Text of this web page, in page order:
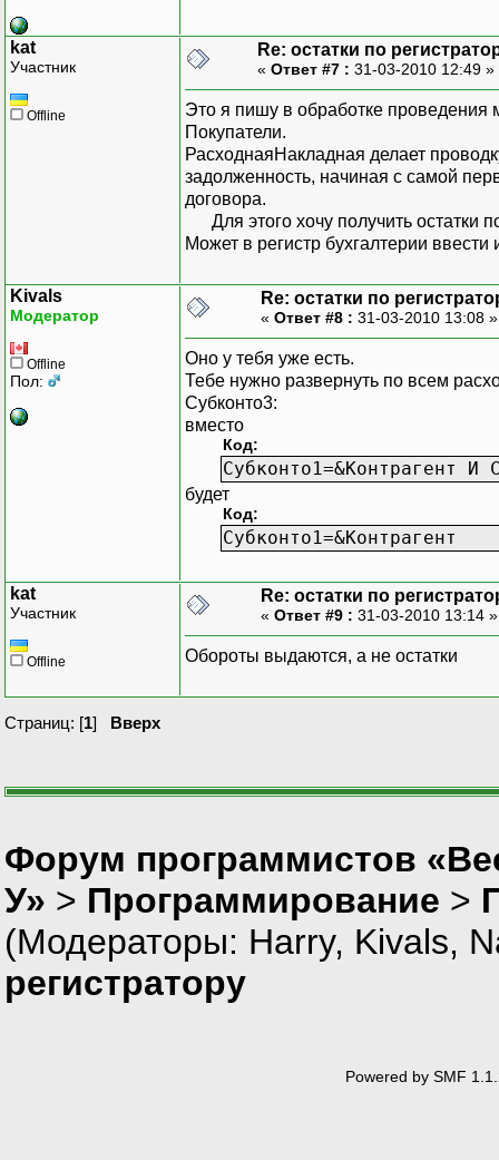
kat
Участник
Offline
Re: остатки по
« Ответ #7 : 31-03-2010 12:49 »
Это я пишу в обработке проведения
Покупатели.
РасходнаяНакладная делает
задолженность, начиная с самой
договора.
Для этого хочу получить остатки
Может в регистр бухгалтерии
Kivals
Модератор
Offline
Пол:
Re: остатки по
« Ответ #8 : 31-03-2010 13:08
Оно у тебя уже есть.
Тебе нужно развернуть по всем
Субконто3:
вместо
Код:
Субконто1=&Контрагент И
будет
Код:
Субконто1=&Контрагент
kat
Участник
Offline
Re: остатки по
« Ответ #9 : 31-03-2010 13:14
Обороты выдаются, а не остатки
Страниц: [1] Вверх
Форум программистов
У» > Программирование >
(Модераторы: Harry, Kivals,
регистратору
Powered by SMF